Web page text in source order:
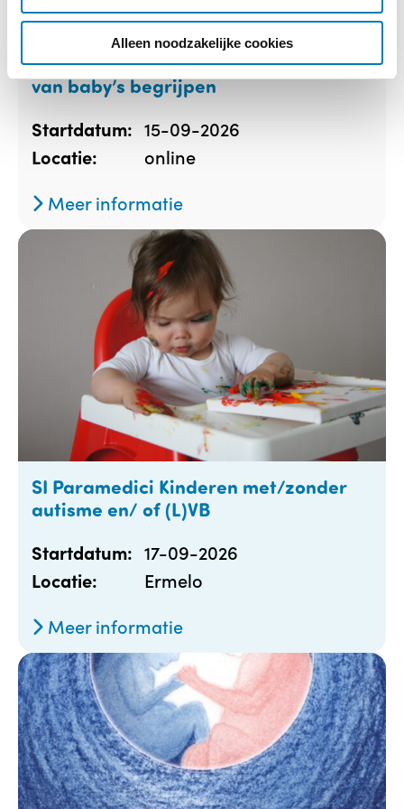
Alleen noodzakelijke cookies
Meer dan woorden. De universele taal
van baby’s begrijpen
Startdatum: 15-09-2026
Locatie:
online
Meer informatie
SI Paramedici Kinderen met/zonder
autisme en/ of (L)VB
Startdatum: 17-09-2026
Locatie:
Ermelo
Meer informatie